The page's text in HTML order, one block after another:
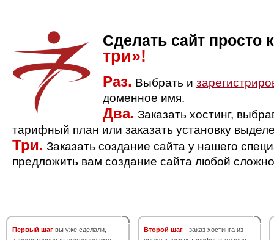
Сделать сайт просто
три»!
Раз. Выбрать и
доменное имя.
Два. Заказать хостинг,
тарифный план или заказать установку
Три. Заказать создание сайта у нашего
предложить вам создание сайта любой
Первый шаг вы уже сделали,
Второй шаг - заказ хостинга из